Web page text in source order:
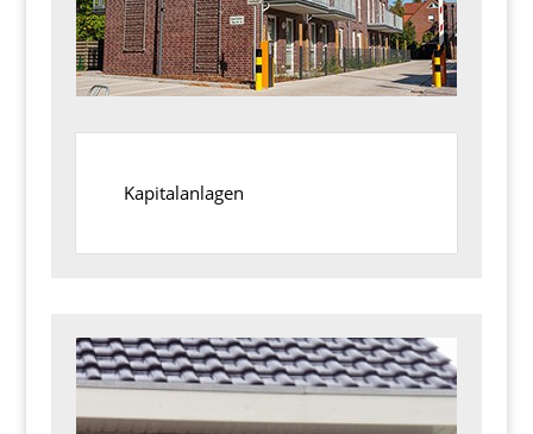
Kapitalanlagen